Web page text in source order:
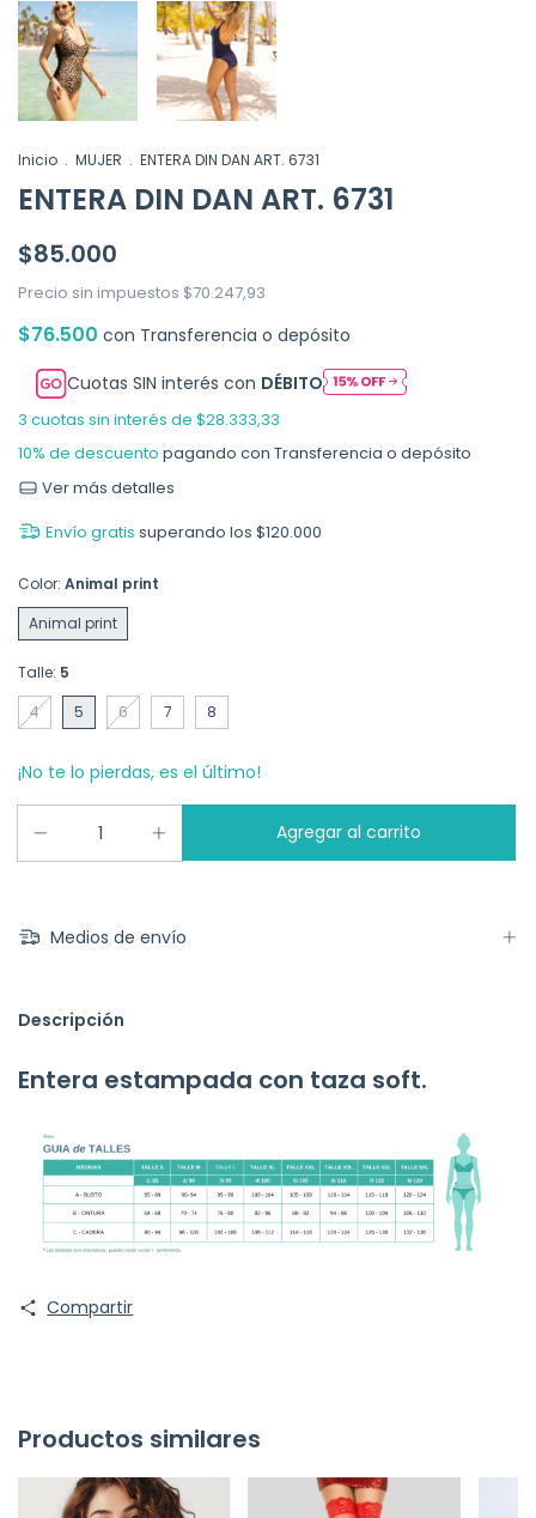
Inicio . MUJER . ENTERA DIN DAN ART. 6731
ENTERA DIN DAN ART. 6731
$85.000
Precio sin impuestos $70.247,93
$76.500 con Transferencia o depósito
Cuotas SIN interés con DÉBITO
3 cuotas sin interés de $28.333,33
10% de descuento pagando con Transferencia o depósito
Ver más detalles
Envío gratis superando los $120.000
Color: Animal print
Animal print
Talle: 5
4
5 6 7 8
¡No te lo pierdas, es el último!
Medios de envío
Descripción
Entera estampada con taza soft.
Compartir
Productos similares